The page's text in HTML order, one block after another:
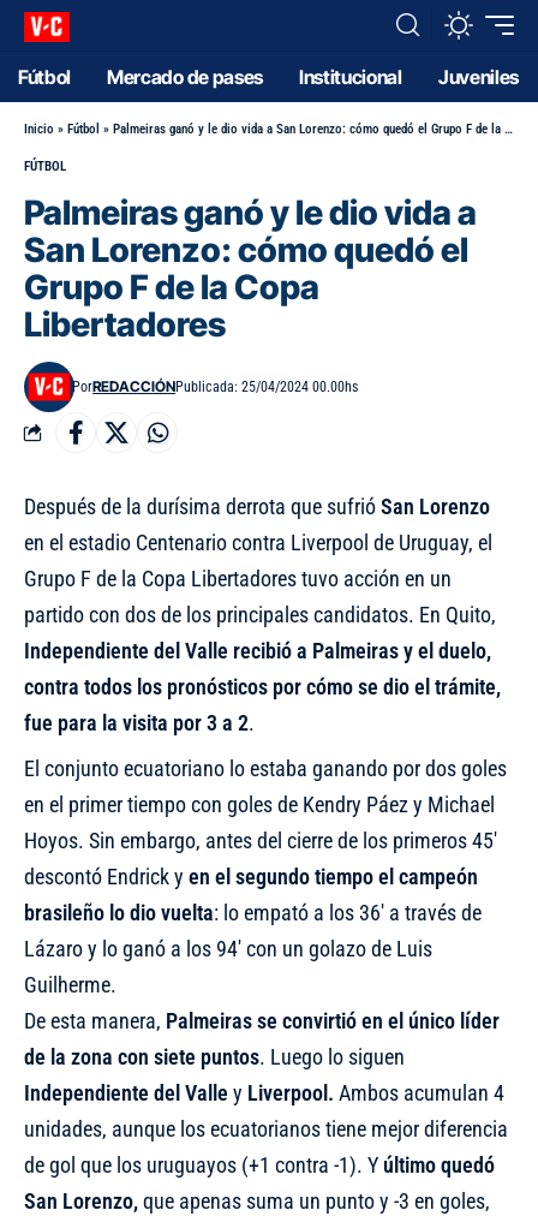
Fútbol Mercado de pases Institucional Juveniles
Inicio » Fútbol » Palmeiras ganó y le dio vida a San Lorenzo: cómo quedó el Grupo F de la Copa Libertadores
FÚTBOL
Palmeiras ganó y le dio vida a
San Lorenzo: cómo quedó el
Grupo F de la Copa
Libertadores
PorREDACCIÓNPublicada: 25/04/2024 00.00hs
Después de la durísima derrota que sufrióSan Lorenzo
en el estadio Centenario contra Liverpool de Uruguay, el
Grupo F de la Copa Libertadores tuvo acción en un
partido con dos de los principales candidatos. En Quito,
Independiente del Valle recibió a Palmeiras y el duelo,
contra todos los pronósticos por cómo se dio el trámite,
fue para la visita por 3 a 2.
El conjunto ecuatoriano lo estaba ganando por dos goles
en el primer tiempo con goles de Kendry Páez y Michael
Hoyos. Sin embargo, antes del cierre de los primeros 45′
descontó Endrick y en el segundo tiempo el campeón
brasileño lo dio vuelta: lo empató a los 36′ a través de
Lázaro y lo ganó a los 94′ con un golazo de Luis
Guilherme.
De esta manera, Palmeiras se convirtió en el único líder
de la zona con siete puntos. Luego lo siguen
Independiente del Valle y Liverpool. Ambos acumulan 4
unidades, aunque los ecuatorianos tiene mejor diferencia
de gol que los uruguayos (+1 contra -1). Y último quedó
San Lorenzo,que apenas suma un punto y -3 en goles,